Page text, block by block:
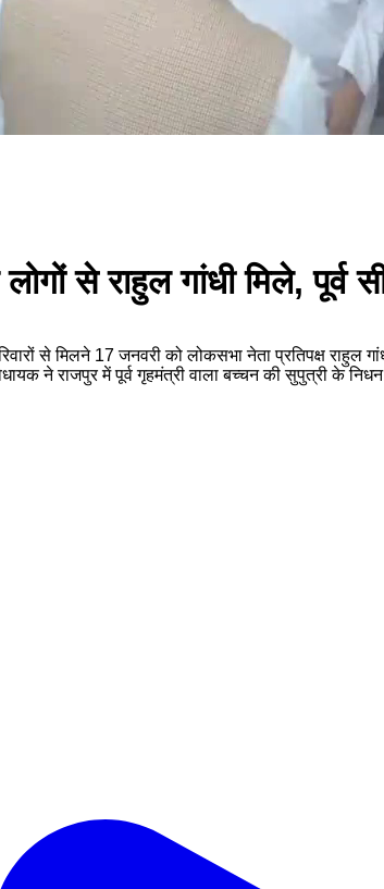
लोगों से राहुल गांधी मिले,
से मिलने 17 जनवरी को लोकसभा नेता प्रतिपक्ष
ने राजपुर में पूर्व गृहमंत्री वाला बच्चन की सुपुत्री के निधन